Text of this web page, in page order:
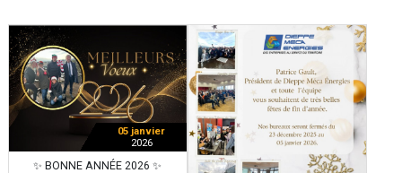
05 janvier
2026
✨ BONNE ANNÉE 2026 ✨